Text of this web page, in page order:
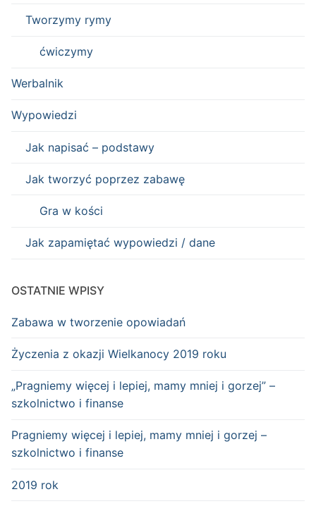
Tworzymy rymy
ćwiczymy
Werbalnik
Wypowiedzi
Jak napisać – podstawy
Jak tworzyć poprzez zabawę
Gra w kości
Jak zapamiętać wypowiedzi / dane
OSTATNIE WPISY
Zabawa w tworzenie opowiadań
Życzenia z okazji Wielkanocy 2019 roku
„Pragniemy więcej i lepiej, mamy mniej i gorzej” –
szkolnictwo i finanse
Pragniemy więcej i lepiej, mamy mniej i gorzej –
szkolnictwo i finanse
2019 rok